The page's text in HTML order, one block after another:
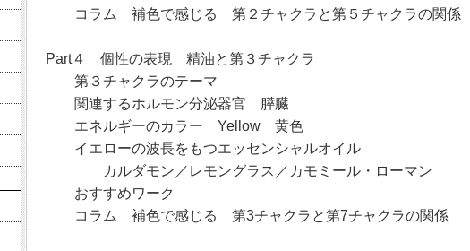
コラム 補色で感じる 第２チャクラと第５チャクラの関係
Part４ 個性の表現 精油と第３チャクラ
第３チャクラのテーマ
関連するホルモン分泌器官 膵臓
エネルギーのカラー Yellow 黄色
イエローの波長をもつエッセンシャルオイル
カルダモン／レモングラス／カモミール・ローマン
おすすめワーク
コラム 補色で感じる 第3チャクラと第7チャクラの関係